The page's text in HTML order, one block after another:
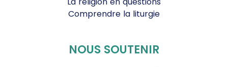
Comprendre la liturgie
NOUS SOUTENIR